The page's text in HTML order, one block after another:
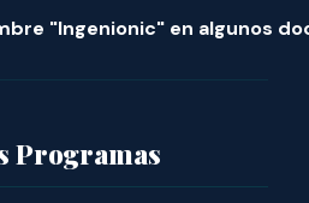
"Ingenionic" en algunos
Programas